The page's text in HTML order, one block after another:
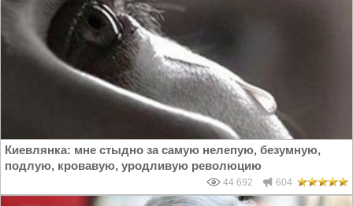
Киевлянка: мне стыдно за самую нелепую, безумную,
подлую, кровавую, уродливую революцию
44 692 604